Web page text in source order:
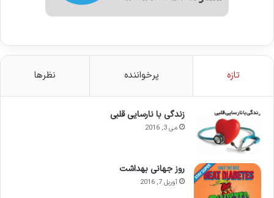
تازه پرخواننده نظرها
زندگی با نارسایی قلبی
می 3, 2016
روز جهانی بهداشت
آوریل 7, 2016